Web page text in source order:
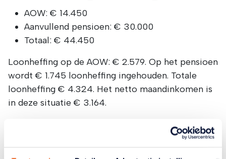
AOW: € 14.450
Aanvullend pensioen: € 30.000
Totaal: € 44.450
Loonheffing op de AOW: € 2.579. Op het pensioen
wordt € 1.745 loonheffing ingehouden. Totale
loonheffing € 4.324. Het netto maandinkomen is
in deze situatie € 3.164.
Verschuldigd over € 44.450: € 9.030
ouderenkorting): € 3.153